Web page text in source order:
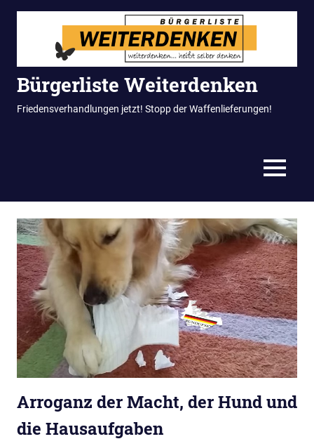
Zum
Bürgerliste Weiterdenken
Friedensverhandlungen jetzt! Stopp der Waffenlieferungen!
MENÜ
Arroganz der Macht, der Hund und
die Hausaufgaben